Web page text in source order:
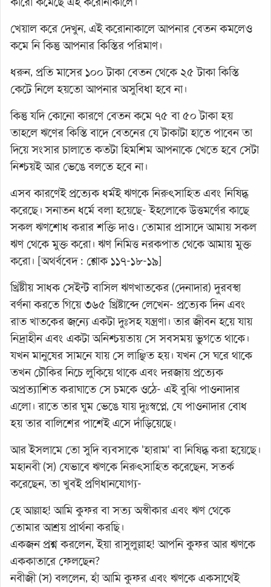
খেয়াল করে দেখুন, এই করোনাকালে আপনার বেতন কমলেও
কমে নি কিন্তু আপনার কিস্তির পরিমাণ।
ধরুন, প্রতি মাসের ১০০ টাকা বেতন থেকে ২৫ টাকা কিস্তি
কেটে নিলে হয়তো আপনার অসুবিধা হবে না।
কিন্তু যদি কোনো কারণে বেতন কমে ৭৫ বা ৫০ টাকা হয়
তাহলে ঋণের কিস্তি বাদে বেতনের যে টাকাটা হাতে পাবেন তা
দিয়ে সংসার চালাতে কতটা হিমশিম আপনাকে খেতে হবে সেটা
নিশ্চয়ই আর ভেঙে বলতে হবে না।
এসব কারণেই প্রত্যেক ধর্মই ঋণকে নিরুৎসাহিত এবং নিষিদ্ধ
করেছে। সনাতন ধর্মে বলা হয়েছে- ইহলোকে উত্তমর্ণের কাছে
সকল ঋণশোধ করার শক্তি দাও। তোমার প্রাসাদে আমায় সকল
ঋণ থেকে মুক্ত করো। ঋণ নিমিত্ত নরকপাত থেকে আমায় মুক্ত
করো। [অথর্ববেদ : শ্লোক ১১৭-১৮-১৯]
খ্রিষ্টীয় সাধক সেইন্ট বাসিল ঋণখাতকের (দেনাদার) দুরবস্থা
বর্ণনা করতে গিয়ে ৩৬৫ খ্রিষ্টাব্দে লেখেন- প্রত্যেক দিন এবং
রাত খাতকের জন্যে একটা দুঃসহ যন্ত্রণা। তার জীবন হয়ে যায়
নিদ্রাহীন এবং একটা অনিশ্চয়তায় সে সবসময় ভুগতে থাকে।
যখন মানুষের সামনে যায় সে লাঞ্ছিত হয়। যখন সে ঘরে থাকে
তখন চৌকির নিচে লুকিয়ে থাকে এবং দরজায় প্রত্যেক
অপ্রত্যাশিত করাঘাতে সে চমকে ওঠে- এই বুঝি পাওনাদার
এলো। রাতে তার ঘুম ভেঙে যায় দুঃস্বপ্নে, যে পাওনাদার বোধ
হয় তার বালিশের পাশেই এসে দাঁড়িয়েছে।
আর ইসলামে তো সুদি ব্যবসাকে 'হারাম' বা নিষিদ্ধ করা হয়েছে।
মহানবী (স) যেভাবে ঋণকে নিরুৎসাহিত করেছেন, সতর্ক
করেছেন, তা খুবই প্রণিধানযোগ্য-
হে আল্লাহ! আমি কুফর বা সত্য অস্বীকার এবং ঋণ থেকে
তোমার আশ্রয় প্রার্থনা করছি।
একজন প্রশ্ন করলেন, ইয়া রাসুলুল্লাহ! আপনি কুফর আর ঋণকে
এককাতারে ফেলছেন?
নবীজী (স) বললেন, হাঁ আমি কুফর এবং ঋণকে একসাথেই